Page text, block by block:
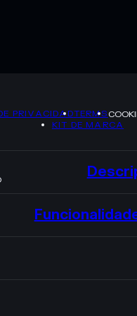
PRIVACIDADTERMS
KIT DE MARCA